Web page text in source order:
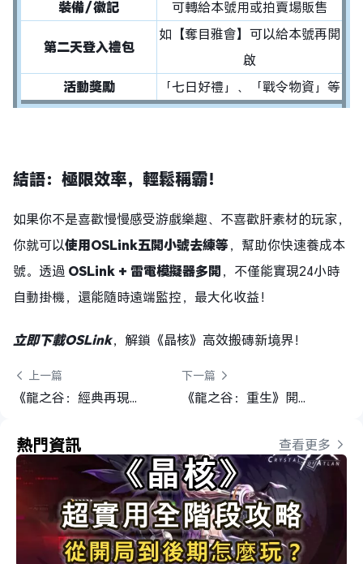
裝備／徽記 可轉給本號用或拍賣場販售
第二天登入禮包
如【奪目雅會】可以給本號再開
啟
活動獎勵
「七日好禮」、「戰令物資」等
結語：極限效率，輕鬆稱霸！
如果你不是喜歡慢慢感受游戲樂趣、不喜歡肝素材的玩家，
你就可以使用OSLink五開小號去練等，幫助你快速養成本
號。透過 OSLink + 雷電模擬器多開，不僅能實現24小時
自動掛機，還能隨時遠端監控，最大化收益！
立即下載OSLink，解鎖《晶核》高效搬磚新境界！
上一篇
《龍之谷：經典再現》全職業介紹＆職業推薦
下一篇
《龍之谷：重生》開局攻略
熱門資訊 查看更多